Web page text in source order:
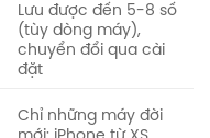
Lưu được đến 5-8 số
(tùy dòng máy),
chuyển đổi qua cài
đặt
Chỉ những máy đời